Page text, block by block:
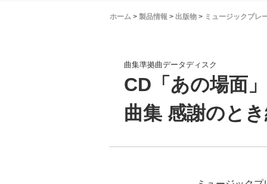
ホーム > 製品情報 > 出版物 > ミュージックプレ
曲集準拠曲データディスク
CD「あの場面
曲集 感謝のと